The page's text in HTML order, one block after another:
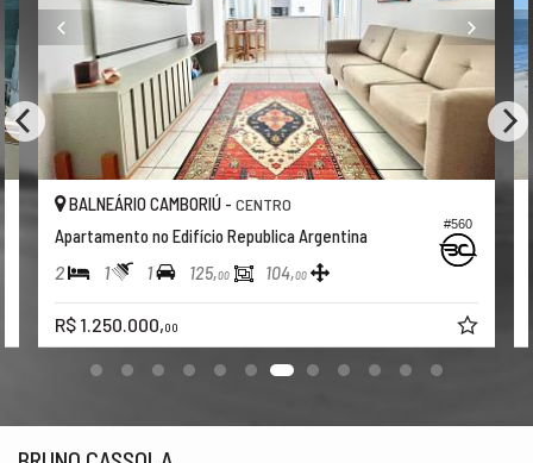
#560
BALNEÁRIO CAMBORIÚ - CENTRO
Apartamento no Edifício Republica Argentina
2 1 1 125,00 104,00
R$ 1.250.000,00